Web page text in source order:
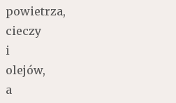
powietrza,
cieczy
i
olejów,
a